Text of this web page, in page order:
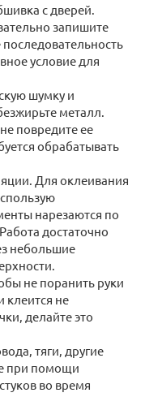
с дверей.
запишите
условие для
шумку и
металл.
повредите ее
обрабатывать
Для оклеивания
нарезаются по
достаточно
небольшие
не поранить руки
клеится не
делайте это
тяги, другие
при помощи
во время